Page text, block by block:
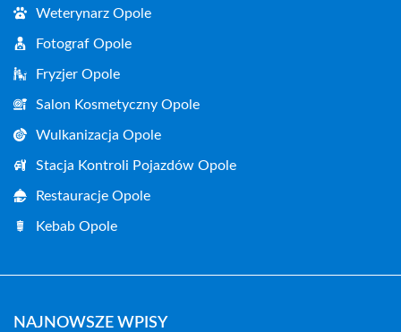
Weterynarz Opole
Fotograf Opole
Fryzjer Opole
Salon Kosmetyczny Opole
Wulkanizacja Opole
Stacja Kontroli Pojazdów Opole
Restauracje Opole
Kebab Opole
NAJNOWSZE WPISY